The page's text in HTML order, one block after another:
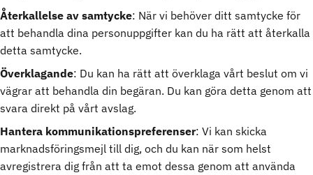
Återkallelse av samtycke: När vi behöver ditt samtycke för
att behandla dina personuppgifter kan du ha rätt att återkalla
detta samtycke.
Överklagande: Du kan ha rätt att överklaga vårt beslut om vi
vägrar att behandla din begäran. Du kan göra detta genom att
svara direkt på vårt avslag.
Hantera kommunikationspreferenser: Vi kan skicka
marknadsföringsmejl till dig, och du kan när som helst
avregistrera dig från att ta emot dessa genom att använda